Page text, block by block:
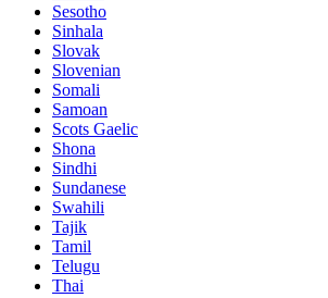
Sesotho
Sinhala
Slovak
Slovenian
Somali
Samoan
Scots Gaelic
Shona
Sindhi
Sundanese
Swahili
Tajik
Tamil
Telugu
Thai